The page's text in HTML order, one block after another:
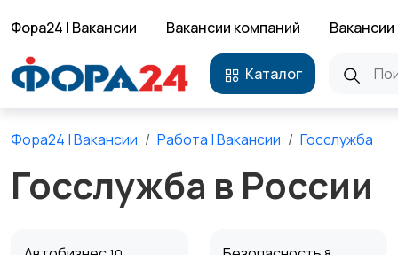
Фора24 | Вакансии Вакансии компаний Вакансии
Каталог
Фора24 | Вакансии Работа | Вакансии Госслужба
Госслужба в России